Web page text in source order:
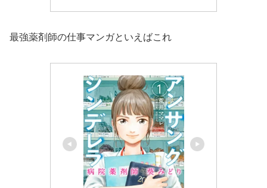
最強薬剤師の仕事マンガといえばこれ